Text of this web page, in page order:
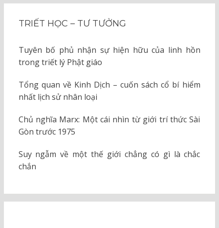
TRIẾT HỌC – TƯ TƯỞNG
Tuyên bố phủ nhận sự hiện hữu của linh hồn
trong triết lý Phật giáo
Tổng quan về Kinh Dịch – cuốn sách cổ bí hiểm
nhất lịch sử nhân loại
Chủ nghĩa Marx: Một cái nhìn từ giới trí thức Sài
Gòn trước 1975
Suy ngẫm về một thế giới chẳng có gì là chắc
chắn